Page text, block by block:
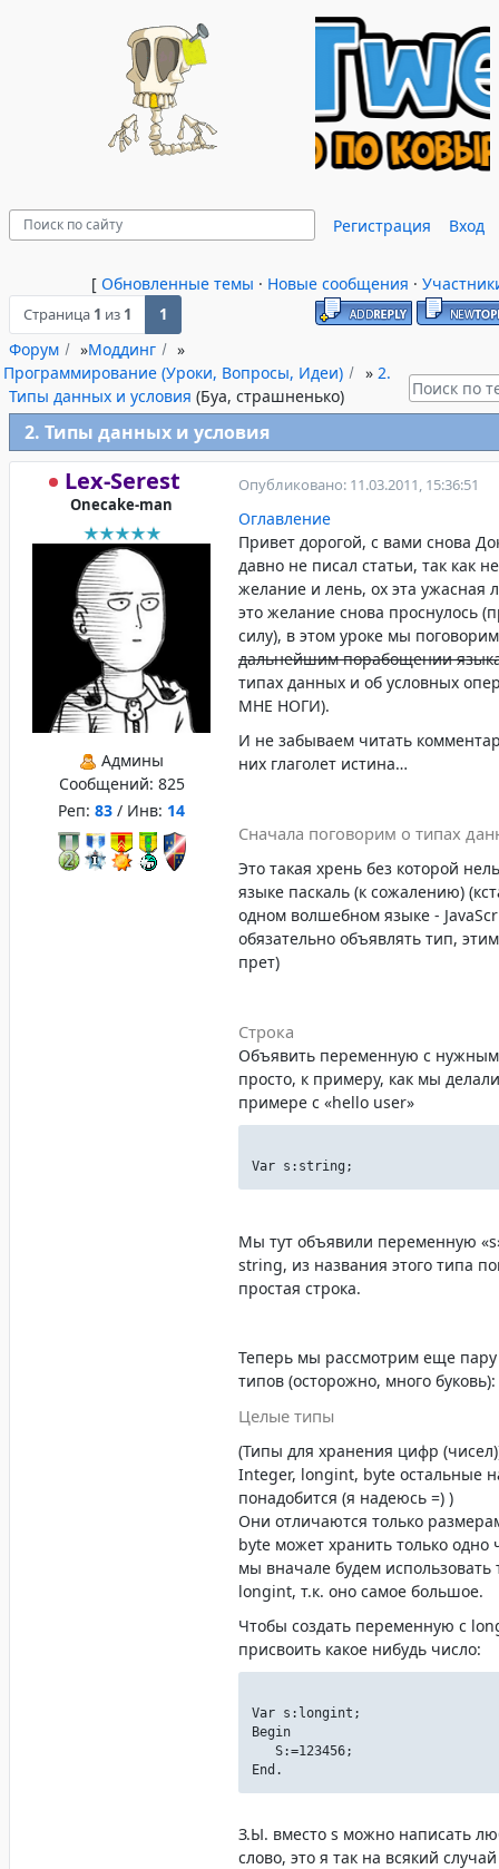
Регистрация Вход
[ Обновленные темы · Новые сообщения ·
Страница 1 из 1 1
Форум »Моддинг
»
Программирование (Уроки, Вопросы, Идеи)
» 2.
Типы данных и условия (Буа, страшненько)
2. Типы данных и условия
Lex-Serest
Onecake-man
Админы
Сообщений: 825
Реп: 83 / Инв: 14
Опубликовано: 11.03.2011, 15:36:51
Оглавление
Привет дорогой, с вами снова
давно не писал статьи, так как
желание и лень, ох эта ужасная
это желание снова проснулось
силу), в этом уроке мы
дальнейшим порабощении
типах данных и об условных
МНЕ НОГИ).
И не забываем читать
них глаголет истина…
Сначала поговорим о типах
Это такая хрень без которой
языке паскаль (к сожалению)
одном волшебном языке -
обязательно объявлять тип,
прет)
Строка
Объявить переменную с
просто, к примеру, как мы
примере с «hello user»
Var s:string;
Мы тут объявили переменную
string, из названия этого типа
простая строка.
Теперь мы рассмотрим еще
типов (осторожно, много буковь):
Целые типы
(Типы для хранения цифр
Integer, longint, byte остальные
понадобится (я надеюсь =) )
Они отличаются только
byte может хранить только одно
мы вначале будем использовать
longint, т.к. оно самое большое.
Чтобы создать переменную с
присвоить какое нибудь число:
Var s:longint;
Begin
S:=123456;
End.
З.Ы. вместо s можно написать
слово, это я так на всякий случай